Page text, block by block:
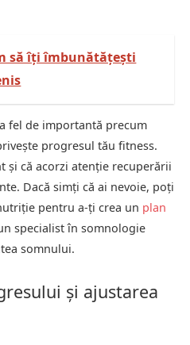
să îți îmbunătățești
fel de importantă precum
progresul tău fitness.
și că acorzi atenție recuperării
Dacă simți că ai nevoie, poți
pentru a-ți crea un plan
specialist în somnologie
somnului.
și ajustarea